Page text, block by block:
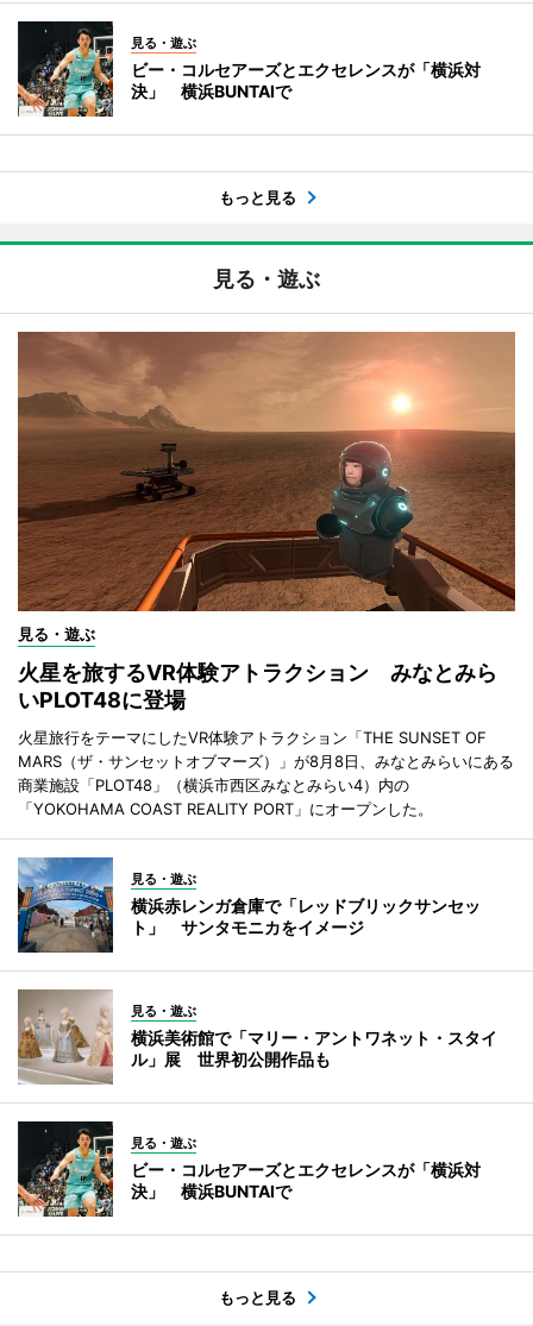
見る・遊ぶ
ビー・コルセアーズとエクセレンスが「横浜対
決」 横浜BUNTAIで
もっと見る
見る・遊ぶ
見る・遊ぶ
火星を旅するVR体験アトラクション みなとみら
いPLOT48に登場
火星旅行をテーマにしたVR体験アトラクション「THE SUNSET OF
MARS（ザ・サンセットオブマーズ）」が8月8日、みなとみらいにある
商業施設「PLOT48」（横浜市西区みなとみらい4）内の
「YOKOHAMA COAST REALITY PORT」にオープンした。
見る・遊ぶ
横浜赤レンガ倉庫で「レッドブリックサンセッ
ト」 サンタモニカをイメージ
見る・遊ぶ
横浜美術館で「マリー・アントワネット・スタイ
ル」展 世界初公開作品も
見る・遊ぶ
ビー・コルセアーズとエクセレンスが「横浜対
決」 横浜BUNTAIで
もっと見る